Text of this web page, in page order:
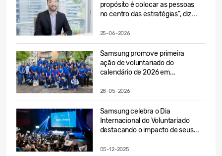
propósito é colocar as pessoas
no centro das estratégias”, diz...
25-06-2026
Samsung promove primeira
ação de voluntariado do
calendário de 2026 em...
28-05-2026
Samsung celebra o Dia
Internacional do Voluntariado
destacando o impacto de seus...
05-12-2025